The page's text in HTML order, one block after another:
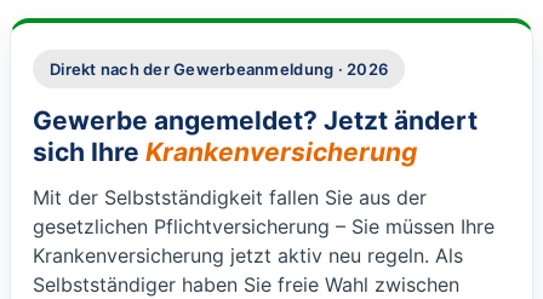
Direkt nach der Gewerbeanmeldung · 2026
Gewerbe angemeldet? Jetzt ändert
sich Ihre Krankenversicherung
Mit der Selbstständigkeit fallen Sie aus der
gesetzlichen Pflichtversicherung – Sie müssen Ihre
Krankenversicherung jetzt aktiv neu regeln. Als
Selbstständiger haben Sie freie Wahl zwischen